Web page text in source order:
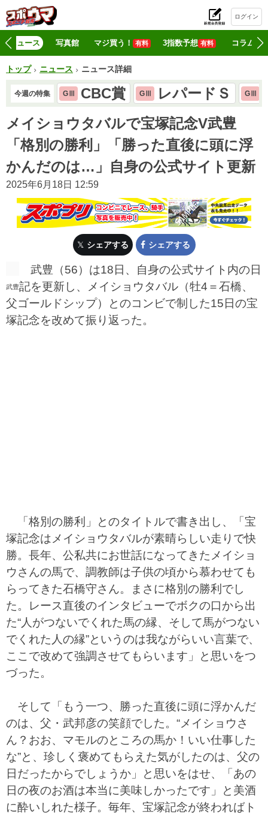
ログイン
ニュース 写真館 マジ買う！ 有料 3指数予想 有料 コラム
トップ ニュース ニュース詳細
今週の特集 GⅢ CBC賞 GⅢ レパードＳ GⅢ
メイショウタバルで宝塚記念V武豊
「格別の勝利」「勝った直後に頭に浮
かんだのは…」自身の公式サイト更新
2025年6月18日 12:59
シェアする シェアする
武豊
武豊（56）は18日、自身の公式サイト内の日
記を更新し、メイショウタバル（牡4＝石橋、
父ゴールドシップ）とのコンビで制した15日の宝
塚記念を改めて振り返った。
「格別の勝利」とのタイトルで書き出し、「宝
塚記念はメイショウタバルが素晴らしい走りで快
勝。長年、公私共にお世話になってきたメイショ
ウさんの馬で、調教師は子供の頃から慕わせても
らってきた石橋守さん。まさに格別の勝利でし
た。レース直後のインタビューでボクの口から出
た“人がつないでくれた馬の縁、そして馬がつない
でくれた人の縁”というのは我ながらいい言葉で、
ここで改めて強調させてもらいます」と思いをつ
づった。
そして「もう一つ、勝った直後に頭に浮かんだ
のは、父・武邦彦の笑顔でした。“メイショウさ
ん？おお、マモルのところの馬か！いい仕事した
な”と、珍しく褒めてもらえた気がしたのは、父の
日だったからでしょうか」と思いをはせ、「あの
日の夜のお酒は本当に美味しかったです」と美酒
に酔いしれた様子。毎年、宝塚記念が終わればト